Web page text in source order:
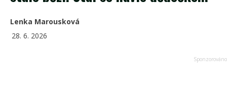
Lenka Marousková
28. 6. 2026